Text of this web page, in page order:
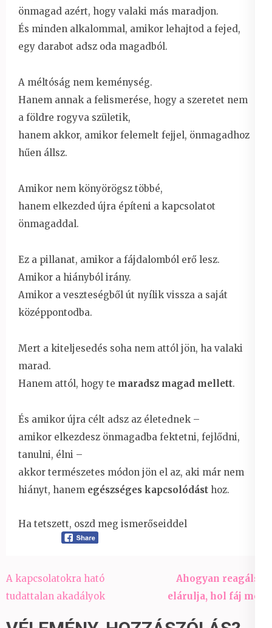
önmagad azért, hogy valaki más maradjon.
És minden alkalommal, amikor lehajtod a fejed,
egy darabot adsz oda magadból.
A méltóság nem keménység.
Hanem annak a felismerése, hogy a szeretet nem
a földre rogyva születik,
hanem akkor, amikor felemelt fejjel, önmagadhoz
hűen állsz.
Amikor nem könyörögsz többé,
hanem elkezded újra építeni a kapcsolatot
önmagaddal.
Ez a pillanat, amikor a fájdalomból erő lesz.
Amikor a hiányból irány.
Amikor a veszteségből út nyílik vissza a saját
középpontodba.
Mert a kiteljesedés soha nem attól jön, ha valaki
marad.
Hanem attól, hogy te maradsz magad mellett.
És amikor újra célt adsz az életednek –
amikor elkezdesz önmagadba fektetni, fejlődni,
tanulni, élni –
akkor természetes módon jön el az, aki már nem
hiányt, hanem egészséges kapcsolódást hoz.
Ha tetszett, oszd meg ismerőseiddel
Bejegyzés
navigáció
A kapcsolatokra ható
tudattalan akadályok
Ahogyan reagálsz,
elárulja, hol fáj még